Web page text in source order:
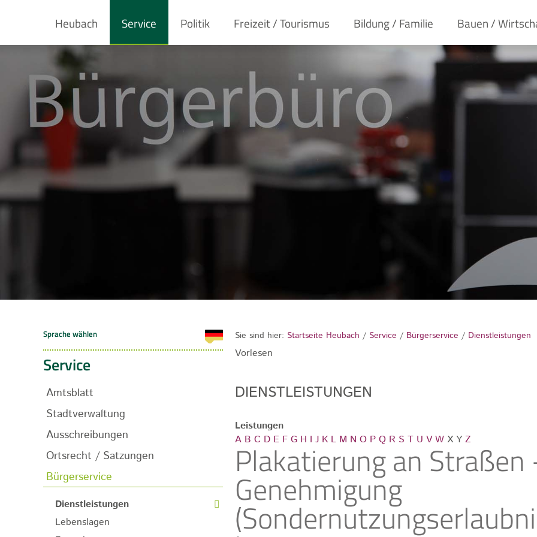
Heubach Service Politik Freizeit / Tourismus Bildung / Familie Bauen /
Sie sind hier: Startseite Heubach / Service / Bürgerservice / Dienstleistungen
Vorlesen
DIENSTLEISTUNGEN
Leistungen
A B C D E F G H I J K L M N O P Q R S T U V W X Y Z
Plakatierung an Straßen
Genehmigung
Service
Amtsblatt
Stadtverwaltung
Ausschreibungen
Ortsrecht / Satzungen
Bürgerservice
Dienstleistungen
Lebenslagen